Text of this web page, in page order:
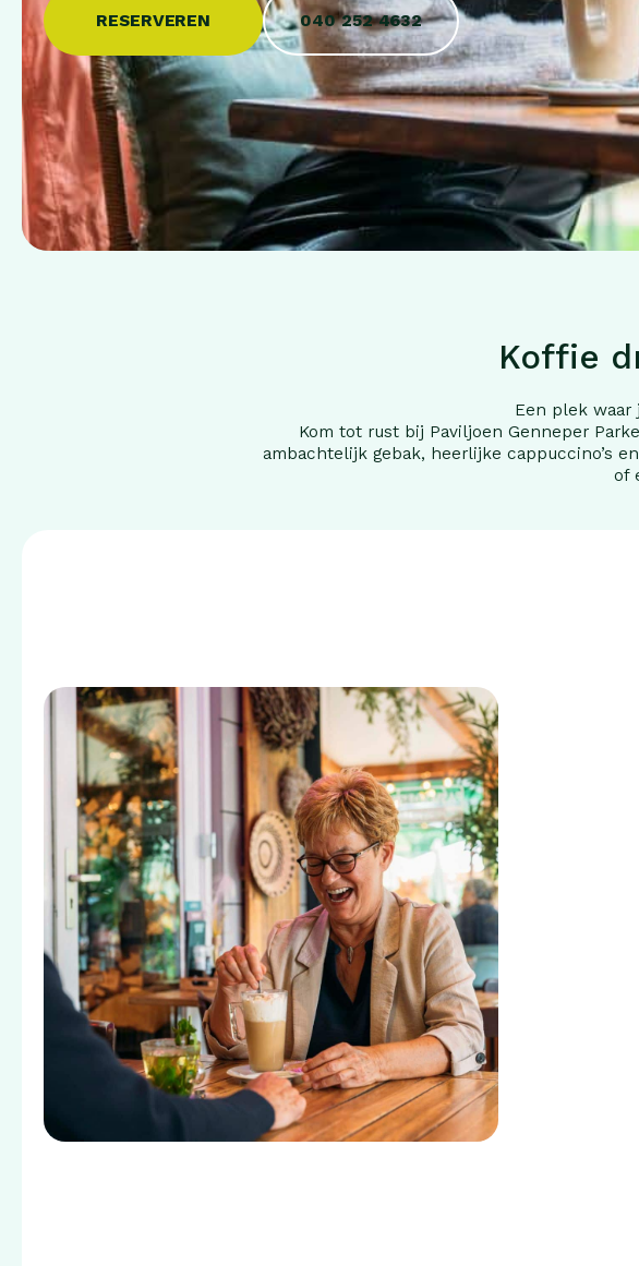
RESERVEREN 040 252 4632
Koffie
Een plek
Kom tot rust bij Paviljoen Genneper
ambachtelijk gebak, heerlijke cappuccino’s
of